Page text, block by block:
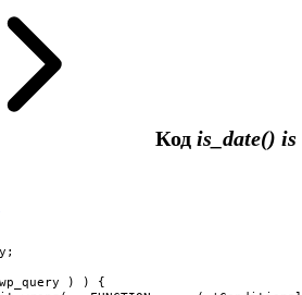
Код is_date() is